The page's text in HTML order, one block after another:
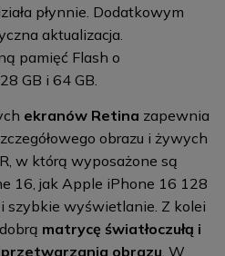
płynnie. Dodatkowym
aktualizacja.
pamięć Flash o
GB i 64 GB.
ekranów Retina zapewnia
obrazu i żywych
w którą wyposażone są
16, jak Apple iPhone 16 128
szybkie wyświetlanie. Z kolei
matrycę światłoczułą i
obrazu. W